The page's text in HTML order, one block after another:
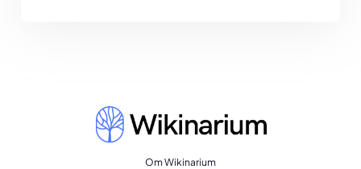
Om Wikinarium